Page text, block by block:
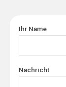
Ihr Name
Nachricht